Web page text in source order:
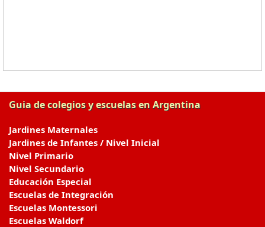
Guia de colegios y escuelas en Argentina
Jardines Maternales
Jardines de Infantes / Nivel Inicial
Nivel Primario
Nivel Secundario
Educación Especial
Escuelas de Integración
Escuelas Montessori
Escuelas Waldorf